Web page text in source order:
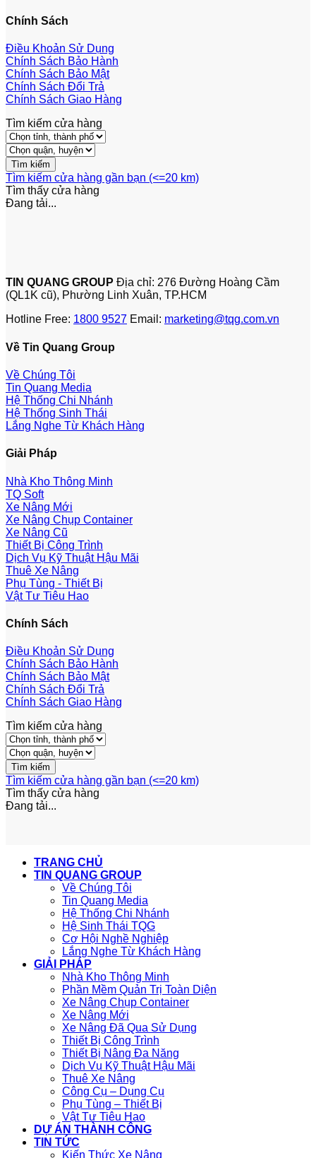
Chính Sách
Điều Khoản Sử Dụng
Chính Sách Bảo Hành
Chính Sách Bảo Mật
Chính Sách Đổi Trả
Chính Sách Giao Hàng
Tìm kiếm cửa hàng
Tìm kiếm cửa hàng gần bạn (<=20 km)
Tìm thấy cửa hàng
Đang tải...
TIN QUANG GROUP Địa chỉ: 276 Đường Hoàng Cầm
(QL1K cũ), Phường Linh Xuân, TP.HCM
Hotline Free: 1800 9527 Email: marketing@tqg.com.vn
Về Tin Quang Group
Về Chúng Tôi
Tin Quang Media
Hệ Thống Chi Nhánh
Hệ Thống Sinh Thái
Lắng Nghe Từ Khách Hàng
Giải Pháp
Nhà Kho Thông Minh
TQ Soft
Xe Nâng Mới
Xe Nâng Chụp Container
Xe Nâng Cũ
Thiết Bị Công Trình
Dịch Vụ Kỹ Thuật Hậu Mãi
Thuê Xe Nâng
Phụ Tùng - Thiết Bị
Vật Tư Tiêu Hao
Chính Sách
Điều Khoản Sử Dụng
Chính Sách Bảo Hành
Chính Sách Bảo Mật
Chính Sách Đổi Trả
Chính Sách Giao Hàng
Tìm kiếm cửa hàng
Tìm kiếm cửa hàng gần bạn (<=20 km)
Tìm thấy cửa hàng
Đang tải...
TRANG CHỦ
TIN QUANG GROUP
Về Chúng Tôi
Tin Quang Media
Hệ Thống Chi Nhánh
Hệ Sinh Thái TQG
Cơ Hội Nghề Nghiệp
Lắng Nghe Từ Khách Hàng
GIẢI PHÁP
Nhà Kho Thông Minh
Phần Mềm Quản Trị Toàn Diện
Xe Nâng Chụp Container
Xe Nâng Mới
Xe Nâng Đã Qua Sử Dụng
Thiết Bị Công Trình
Thiết Bị Nâng Đa Năng
Dịch Vụ Kỹ Thuật Hậu Mãi
Thuê Xe Nâng
Công Cụ – Dụng Cụ
Phụ Tùng – Thiết Bị
Vật Tư Tiêu Hao
DỰ ÁN THÀNH CÔNG
TIN TỨC
Kiến Thức Xe Nâng